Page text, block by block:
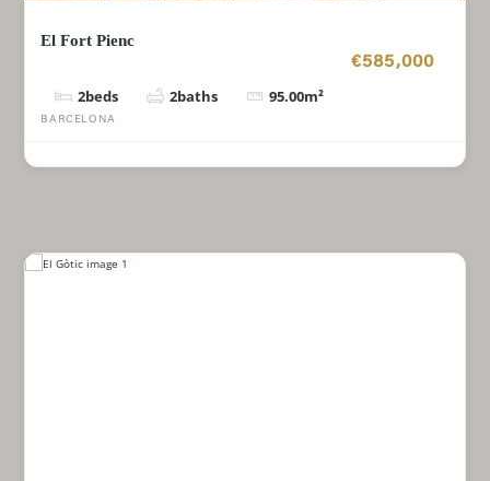
El Fort Pienc
€585,000
2beds 2baths 95.00m²
BARCELONA